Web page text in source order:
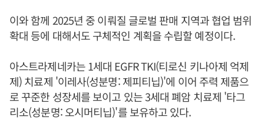
이와 함께 2025년 중 이뤄질 글로벌 판매 지역과 협업 범위
확대 등에 대해서도 구체적인 계획을 수립할 예정이다.
아스트라제네카는 1세대 EGFR TKI(티로신 키나아제 억제
제) 치료제 '이레사(성분명: 제피티닙)'에 이어 주력 제품으
로 꾸준한 성장세를 보이고 있는 3세대 폐암 치료제 '타그
리소(성분명: 오시머티닙)'를 보유하고 있다.